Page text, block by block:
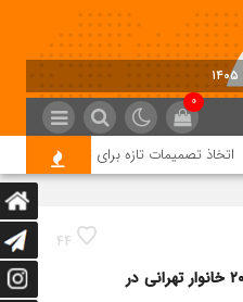
0
اتخاذ تصمیمات تازه برای تسریع در روند
44
واگذاری ۹۴۹ قطعه زمین به ۲۰۸۳ خانوار تهرانی در